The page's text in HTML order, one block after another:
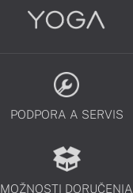
PODPORA A SERVIS
MOŽNOSTI DORUČENIA